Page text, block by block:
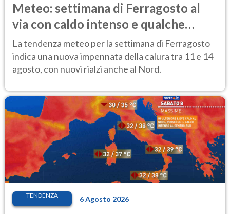
Meteo: settimana di Ferragosto al
via con caldo intenso e qualche
temporale
La tendenza meteo per la settimana di Ferragosto
indica una nuova impennata della calura tra 11 e 14
agosto, con nuovi rialzi anche al Nord.
TENDENZA 6 Agosto 2026